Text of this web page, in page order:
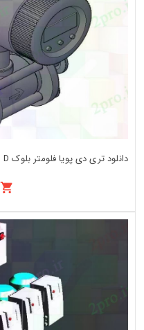
دانلود تری دی پویا فلومتر بلوک D ارتفاع طراحی جزئیات کد (کد23570)